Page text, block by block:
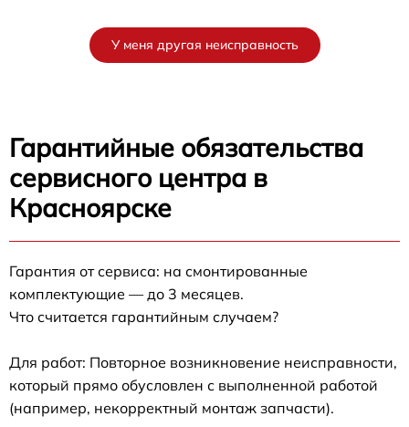
У меня другая неисправность
Гарантийные обязательства
сервисного центра в
Красноярске
Гарантия от сервиса: на смонтированные
комплектующие — до 3 месяцев.
Что считается гарантийным случаем?
Для работ: Повторное возникновение неисправности,
который прямо обусловлен с выполненной работой
(например, некорректный монтаж запчасти).